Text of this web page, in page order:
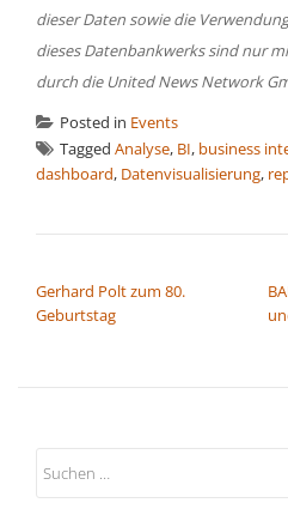
dieser Daten sowie die
dieses Datenbankwerks sind nur
durch die United News Network
Posted in Events
Tagged Analyse, BI, business
dashboard, Datenvisualisierung,
Gerhard Polt zum 80.
Geburtstag